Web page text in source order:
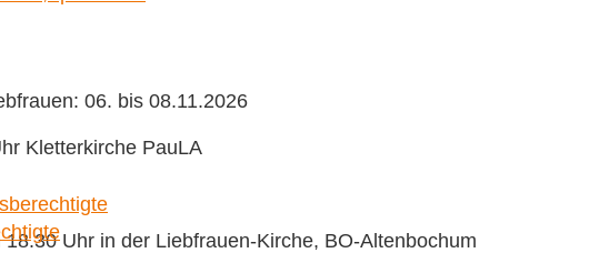
06. bis 08.11.2026
Kletterkirche PauLA
Uhr in der Liebfrauen-Kirche, BO-Altenbochum